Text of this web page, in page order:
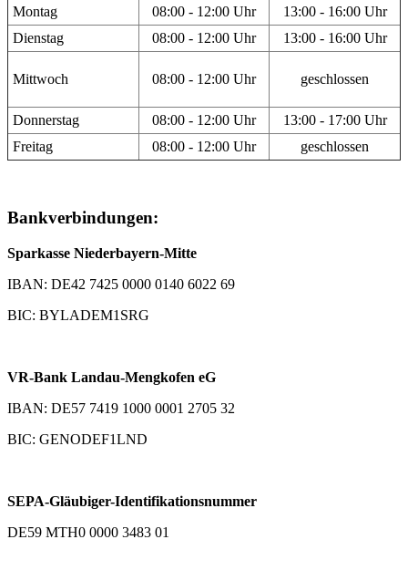
Montag 08:00 - 12:00 Uhr
13:00 - 16:00 Uhr
Dienstag
08:00 - 12:00 Uhr 13:00 - 16:00 Uhr
Mittwoch 08:00 - 12:00 Uhr geschlossen
Donnerstag 08:00 - 12:00 Uhr
13:00 - 17:00 Uhr
Freitag
08:00 - 12:00 Uhr geschlossen
Bankverbindungen:
Sparkasse Niederbayern-Mitte
IBAN: DE42 7425 0000 0140 6022 69
BIC: BYLADEM1SRG
VR-Bank Landau-Mengkofen eG
IBAN: DE57 7419 1000 0001 2705 32
BIC: GENODEF1LND
SEPA-Gläubiger-Identifikationsnummer
DE59 MTH0 0000 3483 01